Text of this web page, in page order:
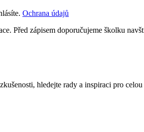
Ochrana údajů
Před zápisem doporučujeme školku
hledejte rady a inspiraci pro